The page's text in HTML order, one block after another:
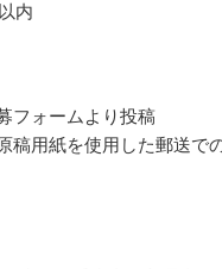
内
フォームより投稿
稿用紙を使用した郵送で